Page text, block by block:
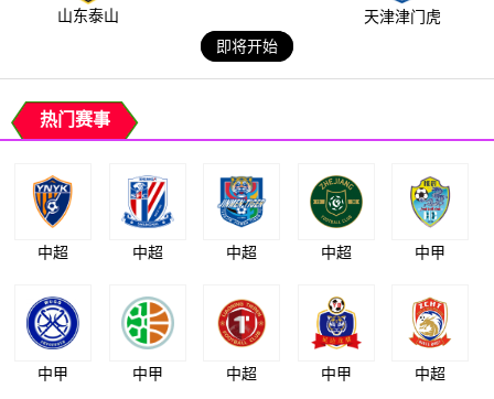
山东泰山
天津津门虎
即将开始
热门赛事
中超 中超 中超 中超 中甲
中甲 中甲 中超 中甲 中超